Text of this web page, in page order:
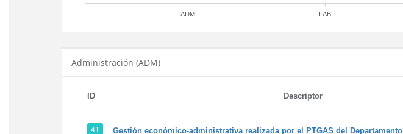
ADM LAB
Administración (ADM)
ID Descriptor
41 Gestión económico-administrativa realizada por el PTGAS del Departamento